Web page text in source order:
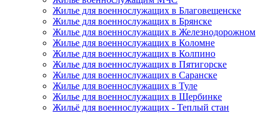
Жилье для военнослужащих в Благовещенске
Жилье для военнослужащих в Брянске
Жилье для военнослужащих в Железнодорожном
Жилье для военнослужащих в Коломне
Жилье для военнослужащих в Колпино
Жилье для военнослужащих в Пятигорске
Жилье для военнослужащих в Саранске
Жилье для военнослужащих в Туле
Жилье для военнослужащих в Щербинке
Жильё для военнослужащих - Теплый стан